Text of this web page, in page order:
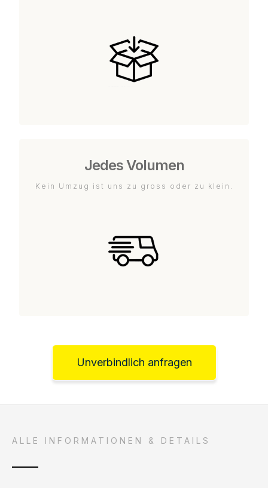
Jedes Volumen
Kein Umzug ist uns zu gross oder zu klein.
Unverbindlich anfragen
ALLE INFORMATIONEN & DETAILS